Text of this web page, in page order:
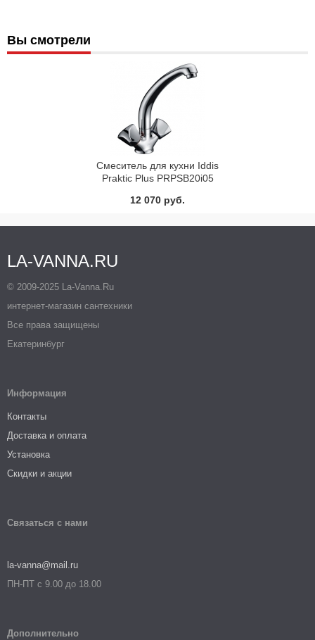
Вы смотрели
Смеситель для кухни Iddis
Praktic Plus PRPSB20i05
12 070 руб.
LA-VANNA.RU
© 2009-2025 La-Vanna.Ru
интернет-магазин сантехники
Все права защищены
Екатеринбург
Информация
Контакты
Доставка и оплата
Установка
Скидки и акции
Связаться с нами
la-vanna@mail.ru
ПН-ПТ с 9.00 до 18.00
Дополнительно